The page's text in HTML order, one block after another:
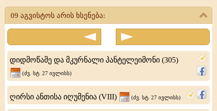
და
09 აგვისტოს არის ხსენება:
დიდმოწამე და მკურნალი პანტელეიმონი (305)
(ძვ. სტ. 27 ივლისს)
ღირსი ანთისა იღუმენია (VIII) (ძვ. სტ. 27 ივლისს)